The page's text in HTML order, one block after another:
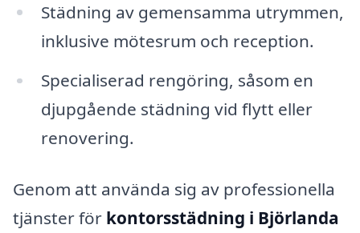
Städning av gemensamma utrymmen,
inklusive mötesrum och reception.
Specialiserad rengöring, såsom en
djupgående städning vid flytt eller
renovering.
Genom att använda sig av professionella
tjänster för kontorsstädning i Björlanda